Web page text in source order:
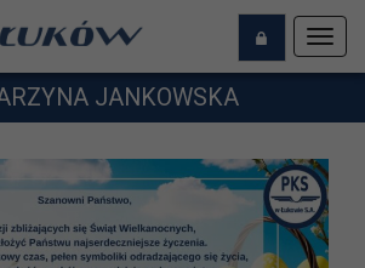
JANKOWSKA